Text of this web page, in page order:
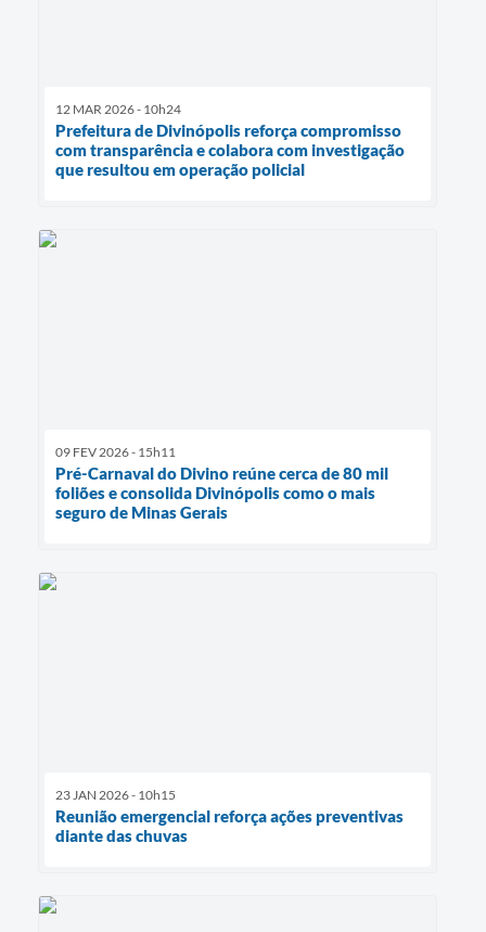
12 MAR 2026 - 10h24
Prefeitura de Divinópolis reforça compromisso
com transparência e colabora com investigação
que resultou em operação policial
09 FEV 2026 - 15h11
Pré-Carnaval do Divino reúne cerca de 80 mil
foliões e consolida Divinópolis como o mais
seguro de Minas Gerais
23 JAN 2026 - 10h15
Reunião emergencial reforça ações preventivas
diante das chuvas